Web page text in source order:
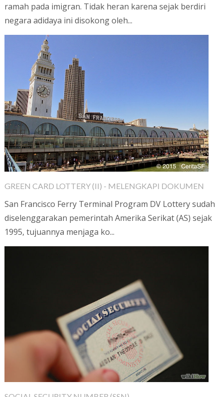
ramah pada imigran. Tidak heran karena sejak berdiri
negara adidaya ini disokong oleh...
GREEN CARD LOTTERY (II) - MELENGKAPI DOKUMEN
San Francisco Ferry Terminal Program DV Lottery sudah
diselenggarakan pemerintah Amerika Serikat (AS) sejak
1995, tujuannya menjaga ko...